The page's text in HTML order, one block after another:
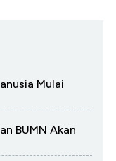
Mulai
BUMN Akan